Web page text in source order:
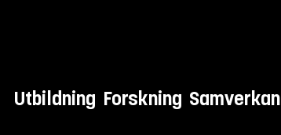
Utbildning Forskning Samverkan